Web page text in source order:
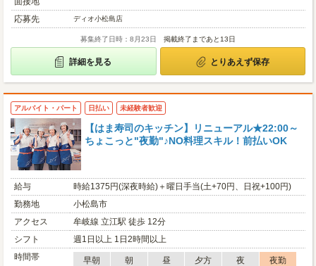
応募先
ディオ小松島店
募集終了日時：8月23日 掲載終了まであと13日
詳細を見る とりあえず保存
アルバイト・パート 日払い 未経験者歓迎
【はま寿司のキッチン】リニューアル★22:00～
ちょこっと"夜勤"♪NO料理スキル！前払いOK
給与
時給1375円(深夜時給)＋曜日手当(土+70円、日祝+100円)
勤務地
小松島市
アクセス
牟岐線 立江駅 徒歩 12分
シフト
週1日以上 1日2時間以上
時間帯
早朝 朝 昼 夕方 夜
夜勤